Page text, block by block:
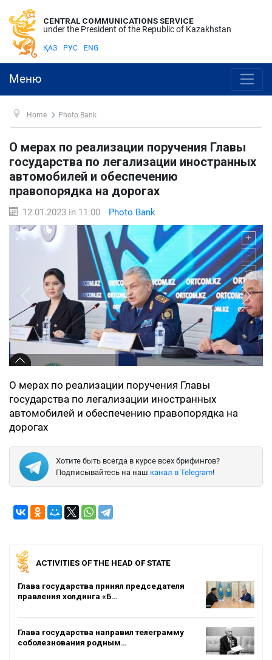
CENTRAL COMMUNICATIONS SERVICE
under the President of the Republic of Kazakhstan
ҚАЗ РУС ENG
Меню
Home Photo Bank
О мерах по реализации поручения Главы
государства по легализации иностранных
автомобилей и обеспечению
правопорядка на дорогах
12.01.2023 in 11:00 Photo Bank
О мерах по реализации поручения Главы
государства по легализации иностранных
автомобилей и обеспечению правопорядка на
дорогах
Хотите быть всегда в курсе всех брифингов?
Подписывайтесь на наш канал в Telegram!
ACTIVITIES OF THE HEAD OF STATE
Глава государства принял председателя
правления холдинга «Б…
Глава государства направил телеграмму
соболезнования родным…